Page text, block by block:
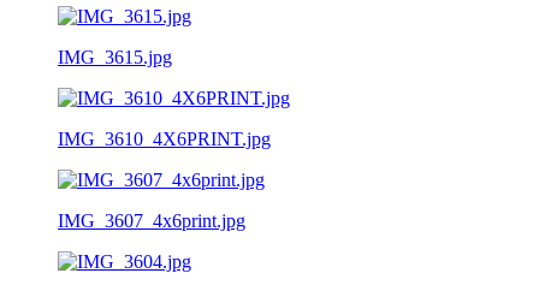
IMG_3615.jpg
IMG_3610_4X6PRINT.jpg
IMG_3607_4x6print.jpg